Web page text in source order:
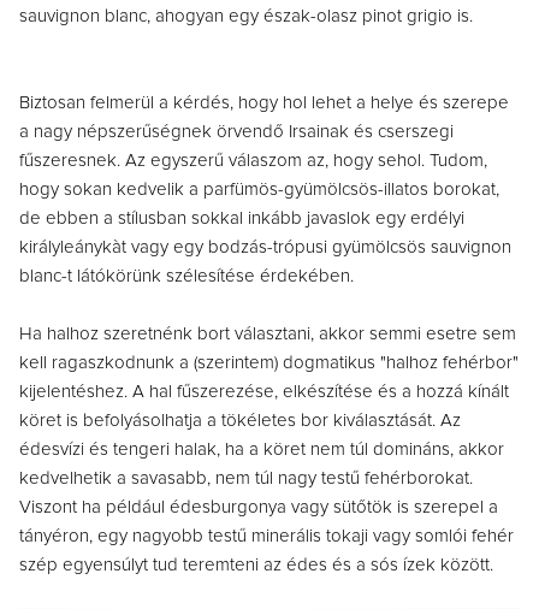
sauvignon blanc, ahogyan egy észak-olasz pinot grigio is.
Biztosan felmerül a kérdés, hogy hol lehet a helye és szerepe
a nagy népszerűségnek örvendő Irsainak és cserszegi
fűszeresnek. Az egyszerű válaszom az, hogy sehol. Tudom,
hogy sokan kedvelik a parfümös-gyümölcsös-illatos borokat,
de ebben a stílusban sokkal inkább javaslok egy erdélyi
királyleánykàt vagy egy bodzás-trópusi gyümölcsös sauvignon
blanc-t látókörünk szélesítése érdekében.
Ha halhoz szeretnénk bort választani, akkor semmi esetre sem
kell ragaszkodnunk a (szerintem) dogmatikus "halhoz fehérbor"
kijelentéshez. A hal fűszerezése, elkészítése és a hozzá kínált
köret is befolyásolhatja a tökéletes bor kiválasztását. Az
édesvízi és tengeri halak, ha a köret nem túl domináns, akkor
kedvelhetik a savasabb, nem túl nagy testű fehérborokat.
Viszont ha például édesburgonya vagy sütőtök is szerepel a
tányéron, egy nagyobb testű minerális tokaji vagy somlói fehér
szép egyensúlyt tud teremteni az édes és a sós ízek között.